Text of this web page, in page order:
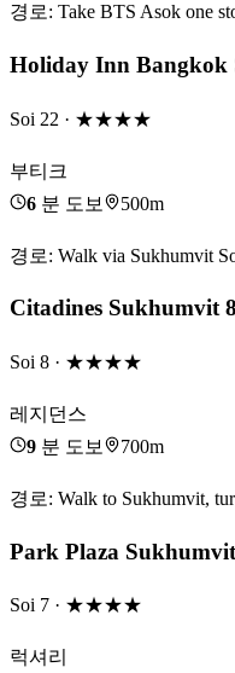
경로: Take BTS Asok one
Holiday Inn Bangkok
Soi 22 · ★★★★
부티크
6 분 도보 500m
경로: Walk via Sukhumvit
Citadines Sukhumvit 8
Soi 8 · ★★★★
레지던스
9 분 도보 700m
경로: Walk to Sukhumvit,
Park Plaza
Soi 7 · ★★★★
럭셔리